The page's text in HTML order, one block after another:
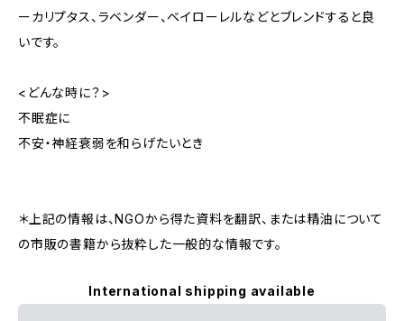
ーカリプタス、ラベンダー、ベイローレルなどとブレンドすると良
いです。
<どんな時に？>
不眠症に
不安・神経衰弱を和らげたいとき
＊上記の情報は、NGOから得た資料を翻訳、または精油について
の市販の書籍から抜粋した一般的な情報です。
International shipping available